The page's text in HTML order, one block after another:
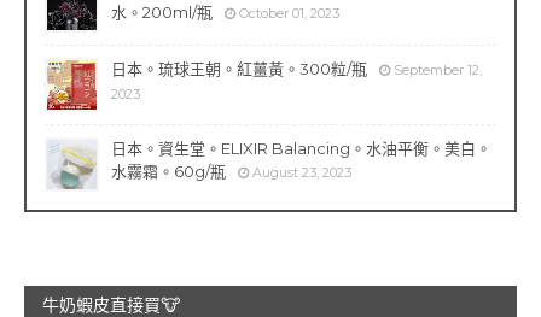
水。200ml/瓶
October 01, 2023
日本。琉球王朝。紅薑黃。300粒/瓶
September 12,
2023
日本。資生堂。ELIXIR Balancing。水油平衡。美白。
水霧霜。60g/瓶
August 23, 2023
牛奶蝦皮直接買🐮